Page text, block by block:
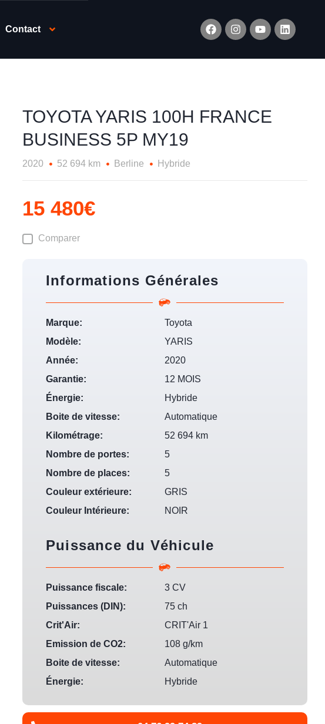
Contact
TOYOTA YARIS 100H FRANCE
BUSINESS 5P MY19
2020 52 694 km Berline Hybride
15 480€
Comparer
Informations Générales
Marque:
Toyota
Modèle:
YARIS
Année:
2020
Garantie:
12 MOIS
Énergie:
Hybride
Boite de vitesse:
Automatique
Kilométrage:
52 694 km
Nombre de portes:
5
Nombre de places:
5
Couleur extérieure:
GRIS
Couleur Intérieure:
NOIR
Puissance du Véhicule
Puissance fiscale:
3 CV
Puissances (DIN):
75 ch
Crit'Air:
CRIT'Air 1
Emission de CO2:
108 g/km
Boite de vitesse:
Automatique
Énergie:
Hybride